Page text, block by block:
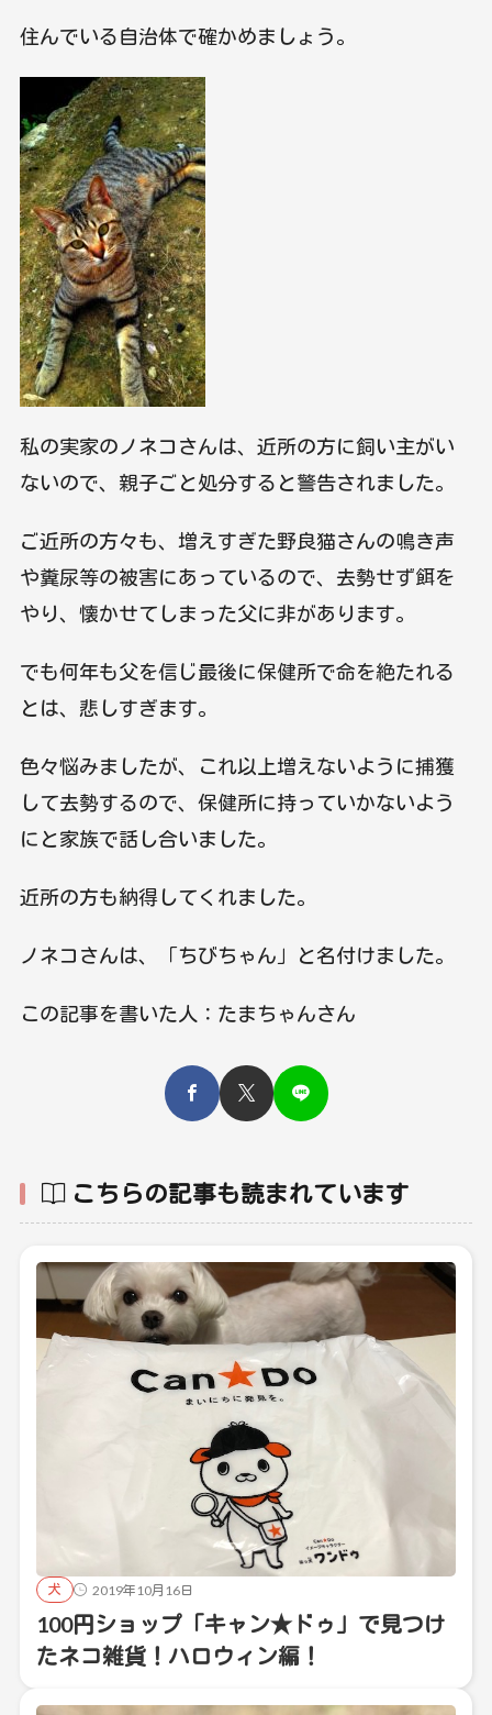
住んでいる自治体で確かめましょう。
私の実家のノネコさんは、近所の方に飼い主がい
ないので、親子ごと処分すると警告されました。
ご近所の方々も、増えすぎた野良猫さんの鳴き声
や糞尿等の被害にあっているので、去勢せず餌を
やり、懐かせてしまった父に非があります。
でも何年も父を信じ最後に保健所で命を絶たれる
とは、悲しすぎます。
色々悩みましたが、これ以上増えないように捕獲
して去勢するので、保健所に持っていかないよう
にと家族で話し合いました。
近所の方も納得してくれました。
ノネコさんは、「ちびちゃん」と名付けました。
この記事を書いた人：たまちゃんさん
こちらの記事も読まれています
犬 2019年10月16日
100円ショップ「キャン★ドゥ」で見つけ
たネコ雑貨！ハロウィン編！